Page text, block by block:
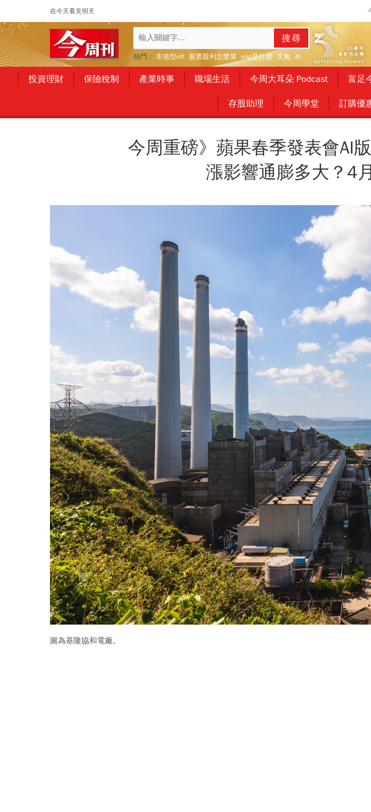
在今天看見明天
搜尋
熱門： 市值型etf 股票股利怎麼算 esg是什麼 天氣 AI
投資理財 保險稅制 產業時事 職場生活 今周大耳朵 Podcast 富足
存股助理 今周學堂 訂購優
今周重磅》蘋果春季發表會AI
漲影響通膨多大？4
圖為基隆協和電廠。